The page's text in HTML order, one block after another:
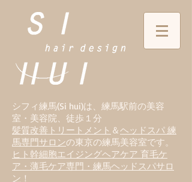
シフィ練馬(Si hui)は、 練馬駅前の美容
室・美容院、徒歩１分
髪質改善トリートメント ＆ヘッドスパ 練
馬専門サロンの東京の練馬美容室です。
ヒト幹細胞エイジングヘアケア 育毛ケ
ア・薄毛ケア専門・練馬ヘッドスパサロ
ン ！